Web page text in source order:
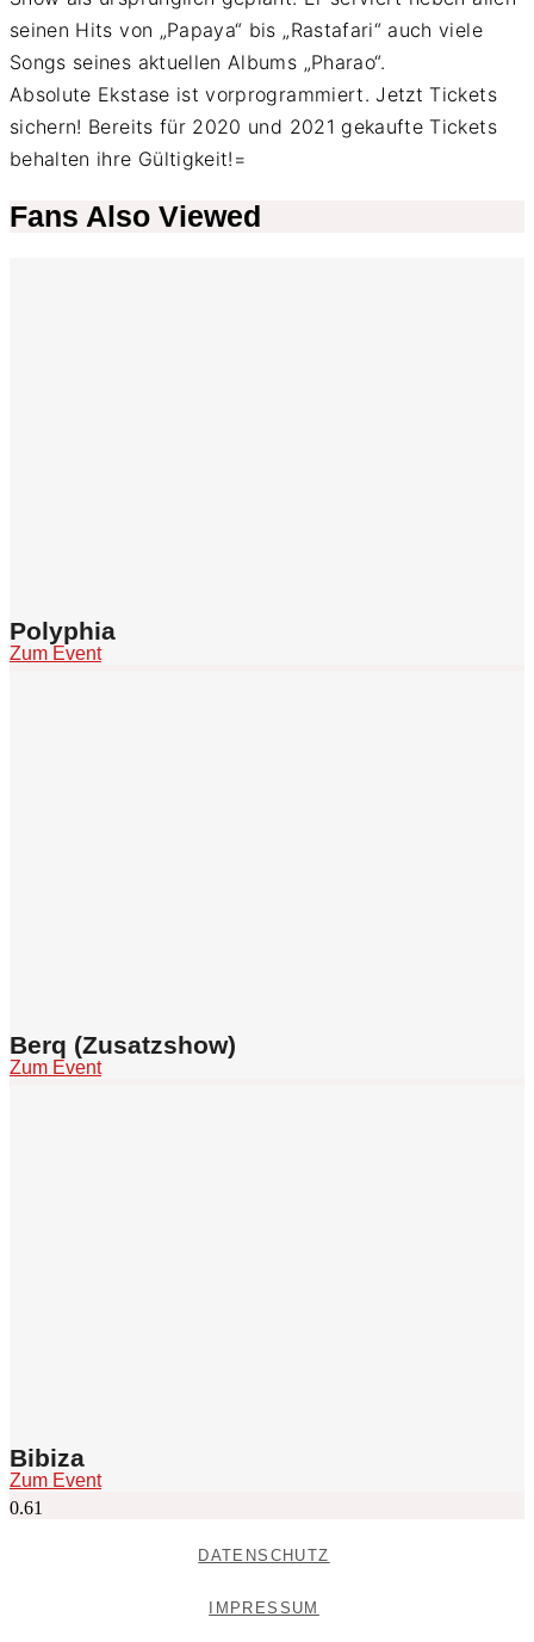
seinen Hits von „Papaya“ bis „Rastafari“ auch viele
Songs seines aktuellen Albums „Pharao“.
Absolute Ekstase ist vorprogrammiert. Jetzt Tickets
sichern! Bereits für 2020 und 2021 gekaufte Tickets
behalten ihre Gültigkeit!=
Fans Also Viewed
Polyphia
Zum Event
Berq (Zusatzshow)
Zum Event
Bibiza
Zum Event
DATENSCHUTZ
IMPRESSUM